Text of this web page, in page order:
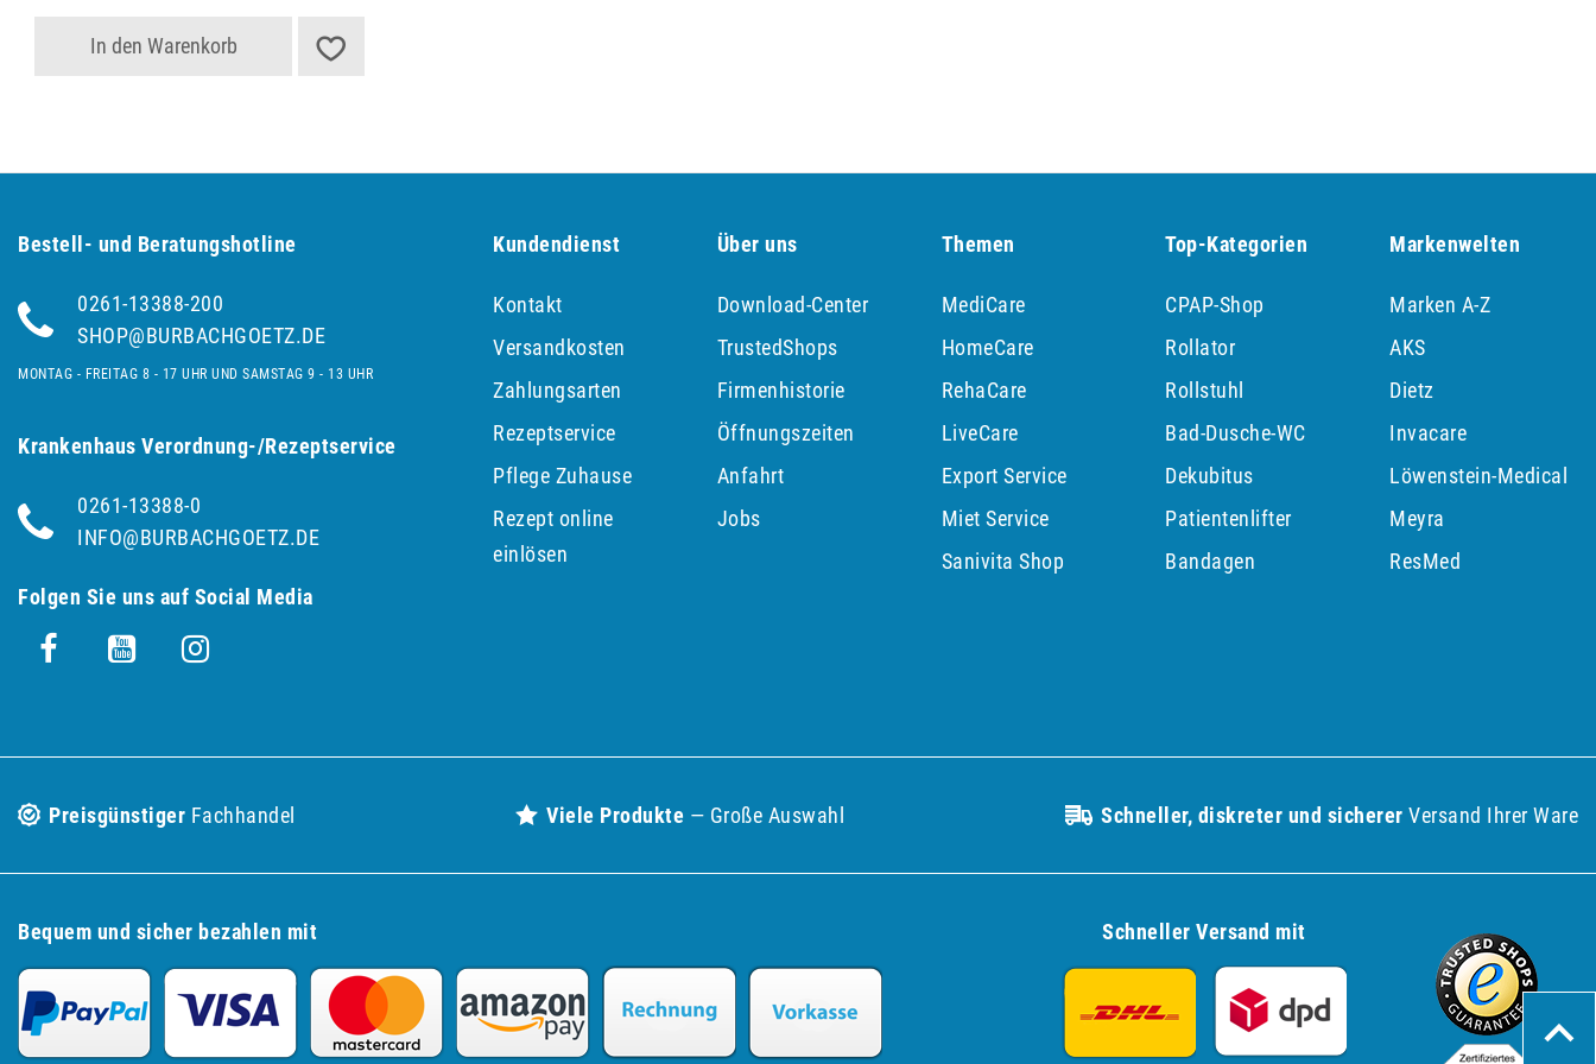
In den Warenkorb
Bestell- und Be­ra­tungs­hot­line
0261-13388-200
SHOP@BURBACHGOETZ.DE
MONTAG - FREITAG 8 - 17 UHR UND SAMSTAG 9 - 13 UHR
Krankenhaus Verordnung-/Rezeptservice
0261-13388-0
INFO@BURBACHGOETZ.DE
Folgen Sie uns auf Social Media
Kundendienst
Kontakt
Versandkosten
Zahlungsarten
Rezeptservice
Pflege Zuhause
Rezept online
einlösen
Über uns
Download-Center
TrustedShops
Firmenhistorie
Öffnungszeiten
Anfahrt
Jobs
Themen
MediCare
HomeCare
RehaCare
LiveCare
Export Service
Miet Service
Sanivita Shop
Top-Kategorien
CPAP-Shop
Rollator
Rollstuhl
Bad-Dusche-WC
Dekubitus
Patientenlifter
Bandagen
Markenwelten
Marken A-Z
AKS
Dietz
Invacare
Löwenstein-Medical
Meyra
ResMed
Preisgünstiger Fachhandel Viele Produkte — Große Auswahl Schneller, diskreter und sicherer Versand Ihrer Ware
Bequem und sicher bezahlen mit Schneller Versand mit